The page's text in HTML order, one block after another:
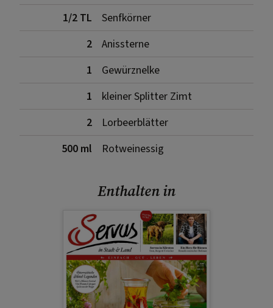
1/2 TL
Senfkörner
2
Anissterne
1
Gewürznelke
1
kleiner Splitter Zimt
2
Lorbeerblätter
500 ml
Rotweinessig
Enthalten in